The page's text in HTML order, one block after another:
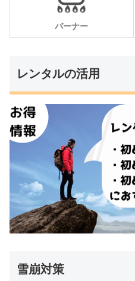
バーナー
レンタルの活用
雪崩対策